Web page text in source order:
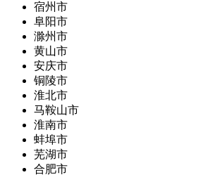
宿州市
阜阳市
滁州市
黄山市
安庆市
铜陵市
淮北市
马鞍山市
淮南市
蚌埠市
芜湖市
合肥市